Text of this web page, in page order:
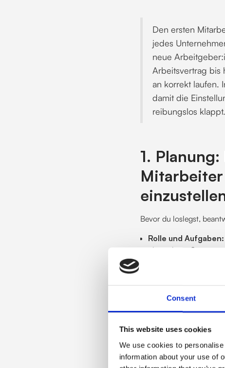
Consent
This website uses cookies
We use cookies to
information about your use of
Den ersten
jedes
neue
Arbeitsvertrag bis
an korrekt laufen.
damit die
reibungslos klappt.
1.
Bevor du loslegst,
Rolle und Aufgaben:
übernehmen?
Budget:Kannst du
Einarbeitung:Hast
einzuarbeiten?